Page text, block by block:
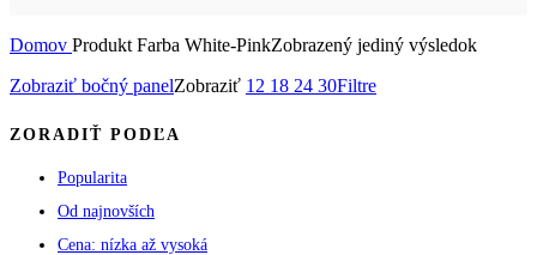
Domov Produkt Farba White-PinkZobrazený jediný výsledok
Zobraziť bočný panelZobraziť 12 18 24 30Filtre
ZORADIŤ PODĽA
Popularita
Od najnovších
Cena: nízka až vysoká